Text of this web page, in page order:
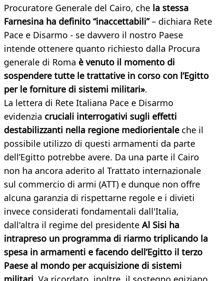
Procuratore Generale del Cairo, che la stessa
Farnesina ha definito “inaccettabili”– dichiara Rete
Pace e Disarmo - se davvero il nostro Paese
intende ottenere quanto richiesto dalla Procura
generale di Roma è venuto il momento di
sospendere tutte le trattative in corso con l’Egitto
per le forniture di sistemi militari».
La lettera di Rete Italiana Pace e Disarmo
evidenzia cruciali interrogativi sugli effetti
destabilizzanti nella regione mediorientale che il
possibile utilizzo di questi armamenti da parte
dell’Egitto potrebbe avere. Da una parte il Cairo
non ha ancora aderito al Trattato internazionale
sul commercio di armi (ATT) e dunque non offre
alcuna garanzia di rispettarne regole e i divieti
invece considerati fondamentali dall'Italia,
dall'altra il regime del presidente Al Sisi ha
intrapreso un programma di riarmo triplicando la
spesa in armamenti e facendo dell’Egitto il terzo
Paese al mondo per acquisizione di sistemi